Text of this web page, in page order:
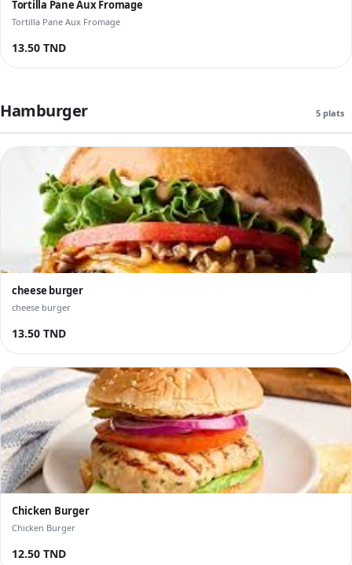
Tortilla Pane Aux Fromage
Tortilla Pane Aux Fromage
13.50 TND
Hamburger 5 plats
cheese burger
cheese burger
13.50 TND
Chicken Burger
Chicken Burger
12.50 TND